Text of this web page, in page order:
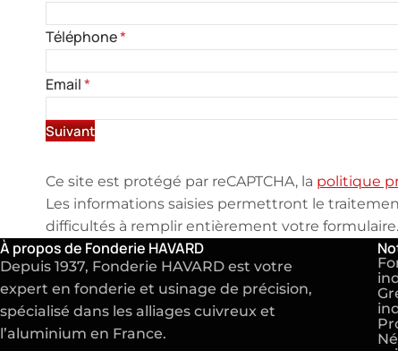
Téléphone*
Email*
Suivant
Ce site est protégé par reCAPTCHA, la politique
Les informations saisies permettront le
difficultés à remplir entièrement votre formulaire.
À propos de Fonderie HAVARD
Depuis 1937, Fonderie HAVARD est votre
expert en fonderie et usinage de précision,
spécialisé dans les alliages cuivreux et
l’aluminium en France.